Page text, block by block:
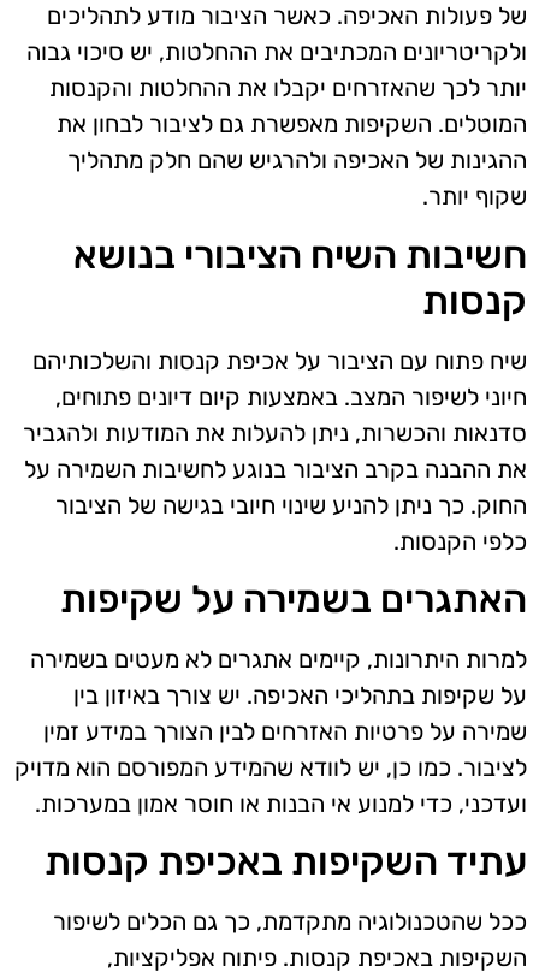
של פעולות האכיפה. כאשר הציבור מודע לתהליכים
ולקריטריונים המכתיבים את ההחלטות, יש סיכוי גבוה
יותר לכך שהאזרחים יקבלו את ההחלטות והקנסות
המוטלים. השקיפות מאפשרת גם לציבור לבחון את
ההגינות של האכיפה ולהרגיש שהם חלק מתהליך
שקוף יותר.
חשיבות השיח הציבורי בנושא
קנסות
שיח פתוח עם הציבור על אכיפת קנסות והשלכותיהם
חיוני לשיפור המצב. באמצעות קיום דיונים פתוחים,
סדנאות והכשרות, ניתן להעלות את המודעות ולהגביר
את ההבנה בקרב הציבור בנוגע לחשיבות השמירה על
החוק. כך ניתן להניע שינוי חיובי בגישה של הציבור
כלפי הקנסות.
האתגרים בשמירה על שקיפות
למרות היתרונות, קיימים אתגרים לא מעטים בשמירה
על שקיפות בתהליכי האכיפה. יש צורך באיזון בין
שמירה על פרטיות האזרחים לבין הצורך במידע זמין
לציבור. כמו כן, יש לוודא שהמידע המפורסם הוא מדויק
ועדכני, כדי למנוע אי הבנות או חוסר אמון במערכות.
עתיד השקיפות באכיפת קנסות
ככל שהטכנולוגיה מתקדמת, כך גם הכלים לשיפור
השקיפות באכיפת קנסות. פיתוח אפליקציות,